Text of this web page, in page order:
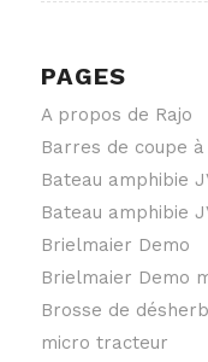
PAGES
A propos de Rajo
Barres de coupe
Bateau amphibie
Bateau amphibie
Brielmaier Demo
Brielmaier Demo
Brosse de
micro tracteur